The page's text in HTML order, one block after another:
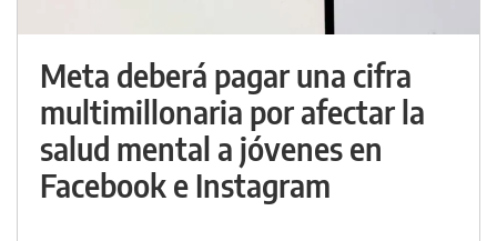
Meta deberá pagar una cifra
multimillonaria por afectar la
salud mental a jóvenes en
Facebook e Instagram